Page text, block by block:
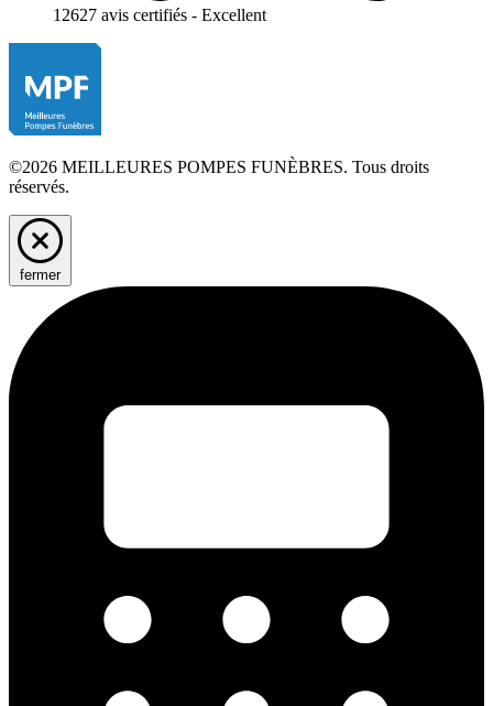
12627 avis certifiés - Excellent
©2026 MEILLEURES POMPES FUNÈBRES. Tous droits
réservés.
fermer